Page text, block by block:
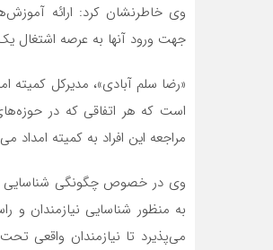
وی خاطرنشان کرد: ارائه
جهت ورود آنها به عرصه اشتغال
«رضا سلم آبادی»، مدیرکل کمیته
است که هر اتفاقی که در
مراجعه این افراد به کمیته امداد
وی در خصوص چگونگی شناسایی
به منظور شناسایی نیازمندان و
می‌پذیرد تا نیازمندان واقعی